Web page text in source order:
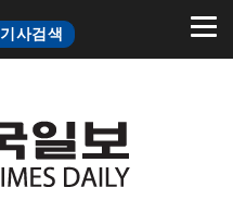
기사검색